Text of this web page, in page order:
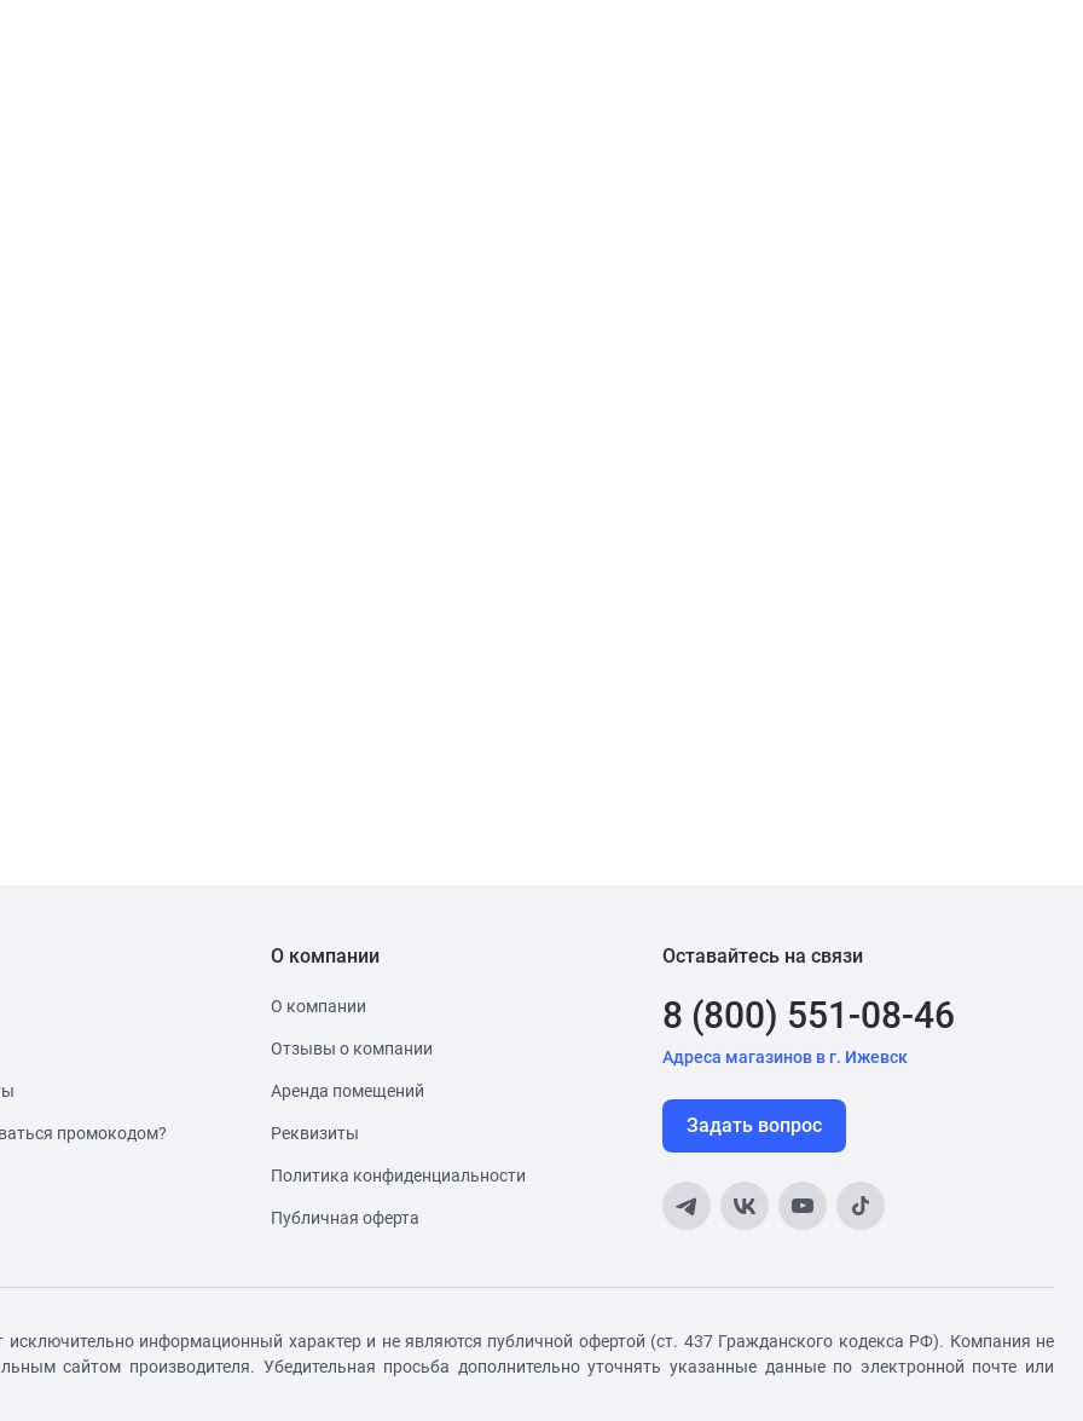
промокодом?
О компании
О компании
Отзывы о компании
Аренда помещений
Реквизиты
Политика конфиденциальности
Публичная оферта
Оставайтесь на связи
8 (800) 551-08-46
Адреса магазинов в г. Ижевск
Задать вопрос
исключительно информационный характер и не являются публичной офертой (ст. 437 Гражданского кодекса РФ). Компания не
сайтом производителя. Убедительная просьба дополнительно уточнять указанные данные по электронной почте или